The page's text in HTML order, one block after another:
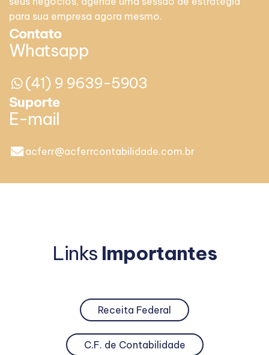
para sua empresa agora mesmo.
Contato
Whatsapp
(41) 9 9639-5903
Suporte
E-mail
acferr@acferrcontabilidade.com.br
Links Importantes
Receita Federal
C.F. de Contabilidade